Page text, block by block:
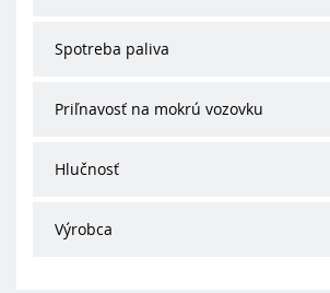
Spotreba paliva
Priľnavosť na mokrú vozovku
Hlučnosť
Výrobca